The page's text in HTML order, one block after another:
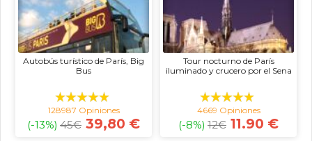
Autobús turístico de París, Big
Bus
128987 Opiniones
(-13%) 45€ 39,80 €
Tour nocturno de París
iluminado y crucero por el Sena
4669 Opiniones
(-8%) 12€ 11.90 €